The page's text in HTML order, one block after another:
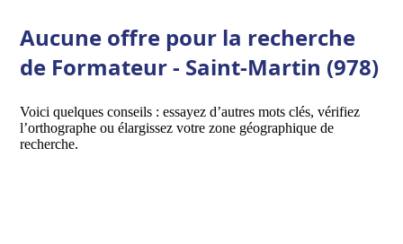
Aucune offre pour la recherche
de Formateur - Saint-Martin (978)
Voici quelques conseils : essayez d’autres mots clés, vérifiez
l’orthographe ou élargissez votre zone géographique de
recherche.